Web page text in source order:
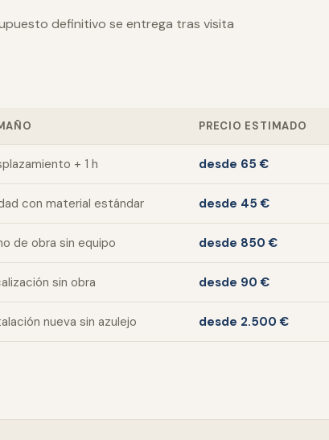
definitivo se entrega tras visita
PRECIO ESTIMADO
+ 1 h desde 65 €
con material estándar desde 45 €
de obra sin equipo desde 850 €
sin obra desde 90 €
nueva sin azulejo desde 2.500 €